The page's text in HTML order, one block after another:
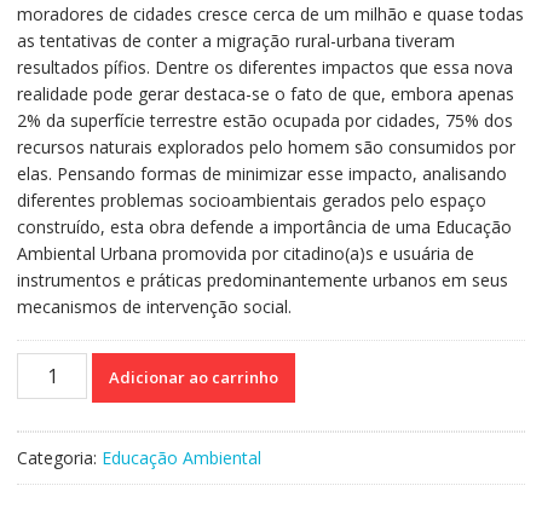
moradores de cidades cresce cerca de um milhão e quase todas
as tentativas de conter a migração rural-urbana tiveram
resultados pífios. Dentre os diferentes impactos que essa nova
realidade pode gerar destaca-se o fato de que, embora apenas
2% da superfície terrestre estão ocupada por cidades, 75% dos
recursos naturais explorados pelo homem são consumidos por
elas. Pensando formas de minimizar esse impacto, analisando
diferentes problemas socioambientais gerados pelo espaço
construído, esta obra defende a importância de uma Educação
Ambiental Urbana promovida por citadino(a)s e usuária de
instrumentos e práticas predominantemente urbanos em seus
mecanismos de intervenção social.
Educação
ambiental
Adicionar ao carrinho
Categoria: Educação Ambiental